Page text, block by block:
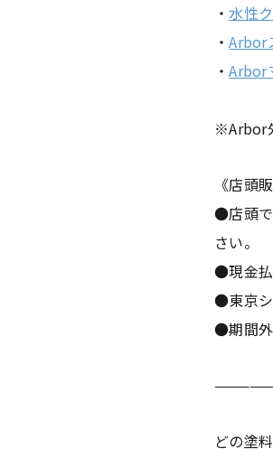
・水性
・Arbor
・Arbor
※Arbor
《店頭
●店頭で
さい。
●現金払
●東京シ
●期間外
どの塗